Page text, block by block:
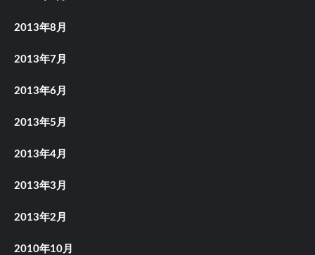
2013年8月
2013年7月
2013年6月
2013年5月
2013年4月
2013年3月
2013年2月
2010年10月